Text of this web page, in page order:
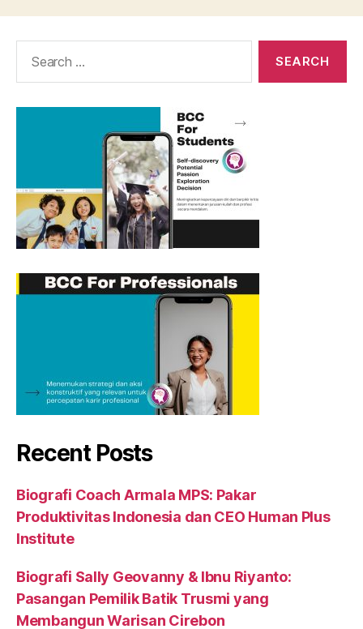
Recent Posts
Biografi Coach Armala MPS: Pakar
Produktivitas Indonesia dan CEO Human Plus
Institute
Biografi Sally Geovanny & Ibnu Riyanto:
Pasangan Pemilik Batik Trusmi yang
Membangun Warisan Cirebon